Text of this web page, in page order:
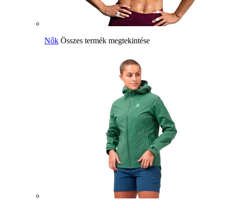
Nők Összes termék megtekintése